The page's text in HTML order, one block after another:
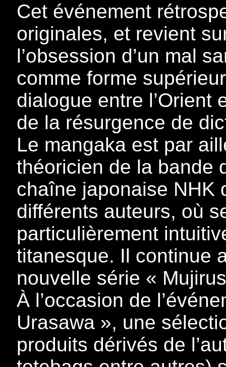
Cet événement
originales, et revient
l’obsession d’un mal
comme forme
dialogue entre l’Orient
de la résurgence de
Le mangaka est par
théoricien de la bande
chaîne japonaise NHK
différents auteurs, où
particulièrement
titanesque. Il continue
nouvelle série «
À l’occasion de
Urasawa », une
produits dérivés de